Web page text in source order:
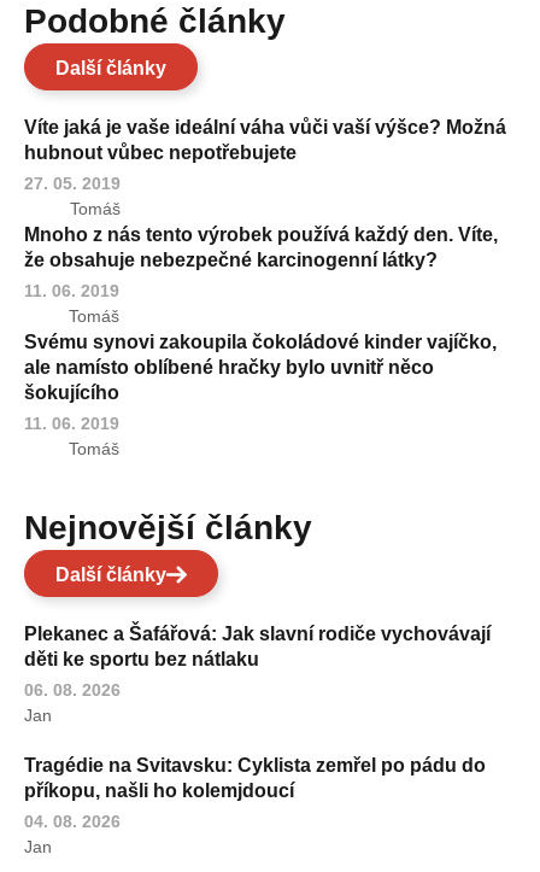
Podobné články
Další články
Víte jaká je vaše ideální váha vůči vaší výšce? Možná
hubnout vůbec nepotřebujete
27. 05. 2019
Tomáš
Mnoho z nás tento výrobek používá každý den. Víte,
že obsahuje nebezpečné karcinogenní látky?
11. 06. 2019
Tomáš
Svému synovi zakoupila čokoládové kinder vajíčko,
ale namísto oblíbené hračky bylo uvnitř něco
šokujícího
11. 06. 2019
Tomáš
Nejnovější články
Další články
Plekanec a Šafářová: Jak slavní rodiče vychovávají
děti ke sportu bez nátlaku
06. 08. 2026
Jan
Tragédie na Svitavsku: Cyklista zemřel po pádu do
příkopu, našli ho kolemjdoucí
04. 08. 2026
Jan